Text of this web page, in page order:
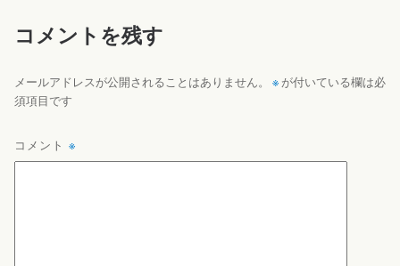
コメントを残す
メールアドレスが公開されることはありません。 ※ が付いている欄は必
須項目です
コメント ※